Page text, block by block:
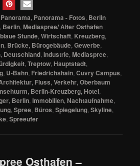
, Panorama - Fotos, Berlin
, Berlin,Mediaspree/ Alter Osthafen |
blaue Stunde,Wirtschaft, Kreuzberg,
, Brücke, Bürogebäude,Gewerbe,
, Deutschland,Industrie,Mediaspree,
,Treptow, Hauptstadt,
, U-Bahn, Friedrichshain,Cuvry Campus,
, Fluss,Verkehr,Oberbaum
, Berlin-Kreuzberg, Hotel,
, Berlin,Immobilien, Nachtaufnahme,
,Spree, Büros,Spiegelung,Skyline,
,Spreeufer
Osthafen –